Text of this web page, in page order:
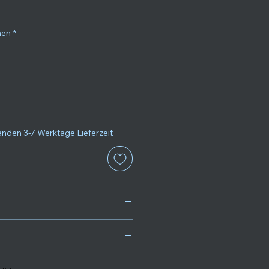
*
3-7 Werktage Lieferzeit